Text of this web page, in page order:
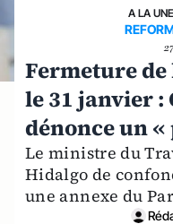
A LA UNE
Fermeture
le 31 janvier
dénonce un
Le ministre du
Hidalgo de
une annexe du